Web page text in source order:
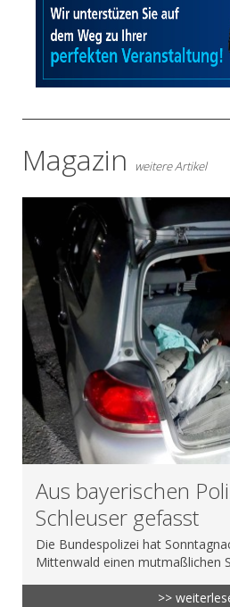
Magazin weitere Artikel
Aus bayerischen
Schleuser gefasst
Die Bundespolizei hat
Mittenwald einen mutmaßlichen
>>